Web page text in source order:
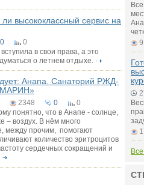
высококлассный сервис на
0
0
в свои права, а это
о летнем отдыхе.
Анапа. Санаторий РЖД-
2348 0
0
понятно, что в Анапе - солнце,
– воздух. В нём много
между прочим, помогают
количество эритроцитов
сердечных сокращений и